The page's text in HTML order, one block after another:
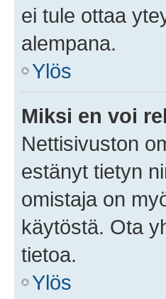
ei tule ottaa
alempana.
Ylös
Miksi en voi
Nettisivuston
estänyt tietyn
omistaja on
käytöstä. Ota
tietoa.
Ylös